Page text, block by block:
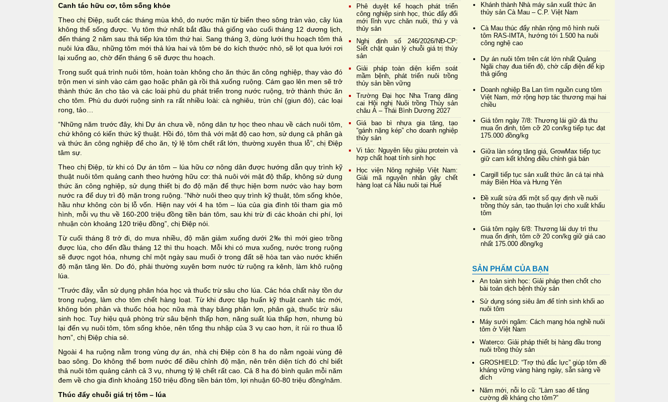
Canh tác hữu cơ, tôm sống khỏe
Theo chị Điệp, suốt các tháng mùa khô, do nước mặn từ biển theo sông tràn vào, cây lúa
không thể sống được. Vụ tôm thứ nhất bắt đầu thả giống vào cuối tháng 12 dương lịch,
đến tháng 2 năm sau thả tiếp lứa tôm thứ hai. Sang tháng 3, dùng lưới thu hoạch tôm thả
nuôi lứa đầu, những tôm mới thả lứa hai và tôm bé do kích thước nhỏ, sẽ lọt qua lưới rơi
lại xuống ao, chờ đến tháng 6 sẽ được thu hoạch.
Trong suốt quá trình nuôi tôm, hoàn toàn không cho ăn thức ăn công nghiệp, thay vào đó
trộn men vi sinh vào cám gạo hoặc phân gà rồi thả xuống ruộng. Cám gạo lên men sẽ trở
thành thức ăn cho tảo và các loài phù du phát triển trong nước ruộng, trở thành thức ăn
cho tôm. Phù du dưới ruộng sinh ra rất nhiều loài: cà nghiêu, trùn chỉ (giun đỏ), các loại
rong, tảo…
“Những năm trước đây, khi Dự án chưa về, nông dân tự học theo nhau về cách nuôi tôm,
chứ không có kiến thức kỹ thuật. Hồi đó, tôm thả với mật độ cao hơn, sử dụng cả phân gà
và thức ăn công nghiệp để cho ăn, tỷ lệ tôm chết rất lớn, thường xuyên thua lỗ”, chị Điệp
tâm sự.
Theo chị Điệp, từ khi có Dự án tôm – lúa hữu cơ nông dân được hướng dẫn quy trình kỹ
thuật nuôi tôm quảng canh theo hướng hữu cơ: thả nuôi với mật độ thấp, không sử dụng
thức ăn công nghiệp, sử dụng thiết bị đo độ mặn để thực hiện bơm nước vào hay bơm
nước ra để duy trì độ mặn trong ruộng. “Nhờ nuôi theo quy trình kỹ thuật, tôm sống khỏe,
hầu như không còn bị lỗ vốn. Hiện nay với 4 ha tôm – lúa của gia đình tôi tham gia mô
hình, mỗi vụ thu về 160-200 triệu đồng tiền bán tôm, sau khi trừ đi các khoản chi phí, lợi
nhuận còn khoảng 120 triệu đồng”, chị Điệp nói.
Từ cuối tháng 8 trở đi, do mưa nhiều, độ mặn giảm xuống dưới 2‰ thì mới gieo trồng
được lúa, cho đến đầu tháng 12 thì thu hoạch. Mỗi khi có mưa xuống, nước trong ruộng
sẽ được ngọt hóa, nhưng chỉ một ngày sau muối ở trong đất sẽ hòa tan vào nước khiến
độ mặn tăng lên. Do đó, phải thường xuyên bơm nước từ ruộng ra kênh, làm khô ruộng
lúa.
“Trước đây, vẫn sử dụng phân hóa học và thuốc trừ sâu cho lúa. Các hóa chất này tồn dư
trong ruộng, làm cho tôm chết hàng loạt. Từ khi được tập huấn kỹ thuật canh tác mới,
không bón phân và thuốc hóa học nữa mà thay băng phân lợn, phân gà, thuốc trừ sâu
sinh học. Tuy hiệu quả phòng trừ sâu bệnh thấp hơn, năng suất lúa thấp hơn, nhưng bù
lại đến vụ nuôi tôm, tôm sống khỏe, nên tổng thu nhập của 3 vụ cao hơn, ít rủi ro thua lỗ
hơn”, chị Điệp chia sẻ.
Ngoài 4 ha ruộng nằm trong vùng dự án, nhà chị Điệp còn 8 ha do nằm ngoài vùng đê
bao sông. Do không thể bơm nước để điều chỉnh độ mặn, nên trên diện tích đó chỉ biết
thả nuôi tôm quảng cảnh cả 3 vụ, nhưng tỷ lệ chết rất cao. Cả 8 ha đó bình quân mỗi năm
đem về cho gia đình khoảng 150 triệu đồng tiền bán tôm, lợi nhuận 60-80 triệu đồng/năm.
Thúc đẩy chuỗi giá trị tôm – lúa
Phê duyệt kế hoạch phát triển
công nghiệp sinh học, thúc đẩy đổi
mới lĩnh vực chăn nuôi, thú y và
thủy sản
Nghị định số 246/2026/NĐ-CP:
Siết chặt quản lý chuỗi giá trị thủy
sản
Giải pháp toàn diện kiểm soát
mầm bệnh, phát triển nuôi trồng
thủy sản bền vững
Trường Đại học Nha Trang đăng
cai Hội nghị Nuôi trồng Thủy sản
châu Á – Thái Bình Dương 2027
Giá bao bì nhựa gia tăng, tạo
“gánh nặng kép” cho doanh nghiệp
thủy sản
Vi tảo: Nguyên liệu giàu protein và
hợp chất hoạt tính sinh học
Học viện Nông nghiệp Việt Nam:
Giải mã nguyên nhân gây chết
hàng loạt cá Nâu nuôi tại Huế
Khánh thành Nhà máy sản xuất thức ăn
thủy sản Cà Mau – C.P. Việt Nam
Cà Mau thúc đẩy nhân rộng mô hình nuôi
tôm RAS-IMTA, hướng tới 1.500 ha nuôi
công nghệ cao
Dự án nuôi tôm trên cát lớn nhất Quảng
Ngãi chạy đua tiến độ, chờ cấp điện để kịp
thả giống
Doanh nghiệp Ba Lan tìm nguồn cung tôm
Việt Nam, mở rộng hợp tác thương mại hai
chiều
Giá tôm ngày 7/8: Thương lái giữ đà thu
mua ổn định, tôm cỡ 20 con/kg tiếp tục đạt
175.000 đồng/kg
Giữa làn sóng tăng giá, GrowMax tiếp tục
giữ cam kết không điều chỉnh giá bán
Cargill tiếp tục sản xuất thức ăn cá tại nhà
máy Biên Hòa và Hưng Yên
Đề xuất sửa đổi một số quy định về nuôi
trồng thủy sản, tạo thuận lợi cho xuất khẩu
tôm
Giá tôm ngày 6/8: Thương lái duy trì thu
mua ổn định, tôm cỡ 20 con/kg giữ giá cao
nhất 175.000 đồng/kg
SẢN PHẨM CỦA BẠN
An toàn sinh học: Giải pháp then chốt cho
bài toán dịch bệnh thủy sản
Sử dụng sóng siêu âm để tính sinh khối ao
nuôi tôm
Máy sưởi ngâm: Cách mạng hóa nghề nuôi
tôm ở Việt Nam
Waterco: Giải pháp thiết bị hàng đầu trong
nuôi trồng thủy sản
GROSHIELD: “Trợ thủ đắc lực” giúp tôm đề
kháng vững vàng hàng ngày, sẵn sàng về
đích
Năm mới, nỗi lo cũ: “Làm sao để tăng
cường đề kháng cho tôm?”